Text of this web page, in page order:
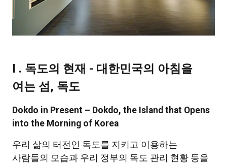
I . 독도의 현재 - 대한민국의 아침을
여는 섬, 독도
Dokdo in Present – Dokdo, the Island that Opens
into the Morning of Korea
우리 삶의 터전인 독도를 지키고 이용하는
사람들의 모습과 우리 정부의 독도 관리 현황 등을